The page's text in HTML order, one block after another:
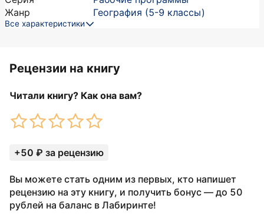
Жанр
География (5-9 классы)
Все характеристики
Рецензии на книгу
Читали книгу? Как она вам?
+50 ₽ за рецензию
Вы можете стать одним из первых, кто напишет
рецензию на эту книгу, и получить бонус — до 50
рублей на баланс в Лабиринте!